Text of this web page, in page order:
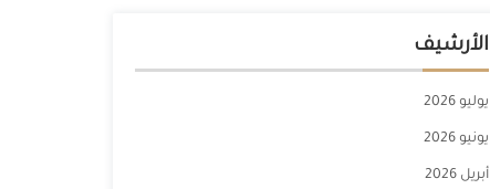
الأرشيف
يوليو 2026
يونيو 2026
أبريل 2026